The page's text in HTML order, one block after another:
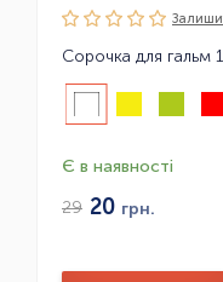
Сорочка для гальм
Є в наявності
29 20 грн.